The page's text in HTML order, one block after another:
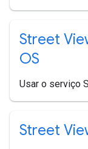
Street
OS
Usar o serviço
Street